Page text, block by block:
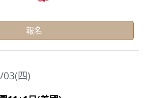
報名
四)